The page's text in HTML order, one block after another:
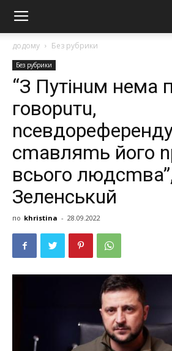
додому Без рубрики
Без рубрики
“З Путінuм нeмa
говорuтu,
сmaвляmь його
всього
Зeлeнськuй
по khristina - 28.09.2022